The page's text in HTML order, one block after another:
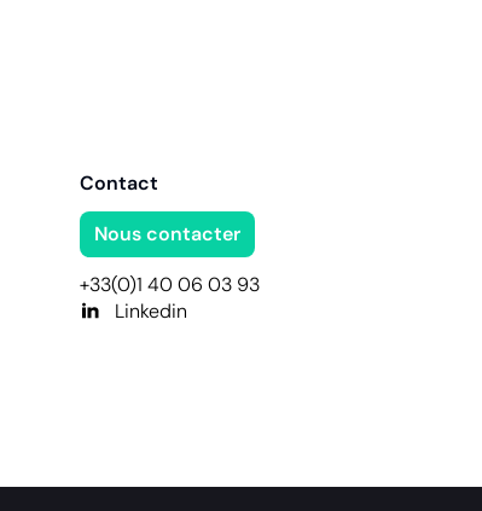
Contact
Nous contacter
+33(0)1 40 06 03 93
Linkedin